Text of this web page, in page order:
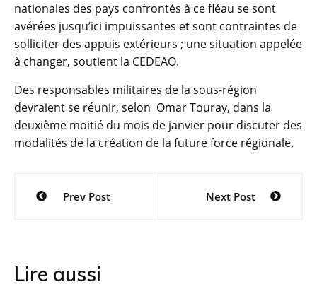
nationales des pays confrontés à ce fléau se sont
avérées jusqu’ici impuissantes et sont contraintes de
solliciter des appuis extérieurs ; une situation appelée
à changer, soutient la CEDEAO.
Des responsables militaires de la sous-région
devraient se réunir, selon Omar Touray, dans la
deuxième moitié du mois de janvier pour discuter des
modalités de la création de la future force régionale.
Navigation
Prev Post Next Post
Lire aussi